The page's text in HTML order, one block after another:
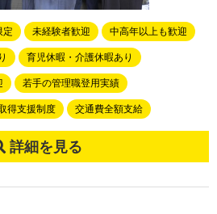
定 未経験者歓迎 中高年以上も歓迎
育児休暇・介護休暇あり
若手の管理職登用実績
得支援制度 交通費全額支給
詳細を見る